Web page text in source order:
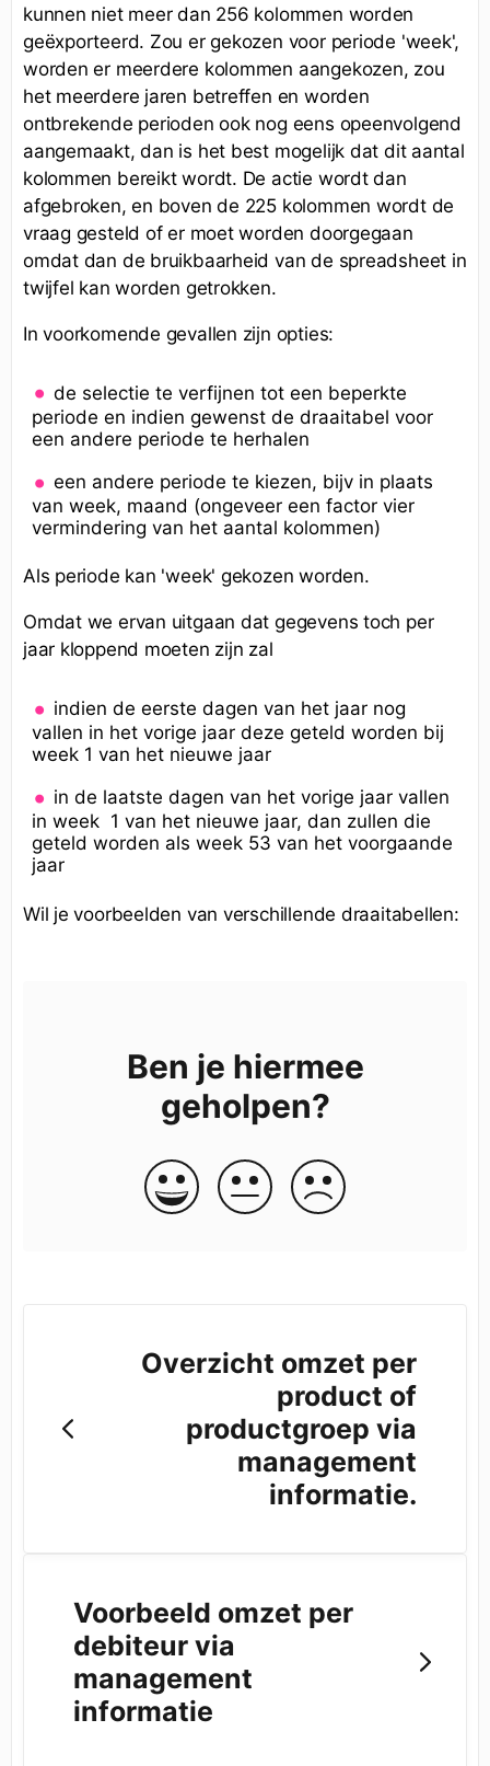
kunnen niet meer dan 256 kolommen worden
geëxporteerd. Zou er gekozen voor periode 'week',
worden er meerdere kolommen aangekozen, zou
het meerdere jaren betreffen en worden
ontbrekende perioden ook nog eens opeenvolgend
aangemaakt, dan is het best mogelijk dat dit aantal
kolommen bereikt wordt. De actie wordt dan
afgebroken, en boven de 225 kolommen wordt de
vraag gesteld of er moet worden doorgegaan
omdat dan de bruikbaarheid van de spreadsheet in
twijfel kan worden getrokken.
In voorkomende gevallen zijn opties:
de selectie te verfijnen tot een beperkte
periode en indien gewenst de draaitabel voor
een andere periode te herhalen
een andere periode te kiezen, bijv in plaats
van week, maand (ongeveer een factor vier
vermindering van het aantal kolommen)
Als periode kan 'week' gekozen worden.
Omdat we ervan uitgaan dat gegevens toch per
jaar kloppend moeten zijn zal
indien de eerste dagen van het jaar nog
vallen in het vorige jaar deze geteld worden bij
week 1 van het nieuwe jaar
in de laatste dagen van het vorige jaar vallen
in week 1 van het nieuwe jaar, dan zullen die
geteld worden als week 53 van het voorgaande
jaar
Wil je voorbeelden van verschillende draaitabellen:
Ben je hiermee
geholpen?
Overzicht omzet per
product of
productgroep via
management
informatie.
Voorbeeld omzet per
debiteur via
management
informatie